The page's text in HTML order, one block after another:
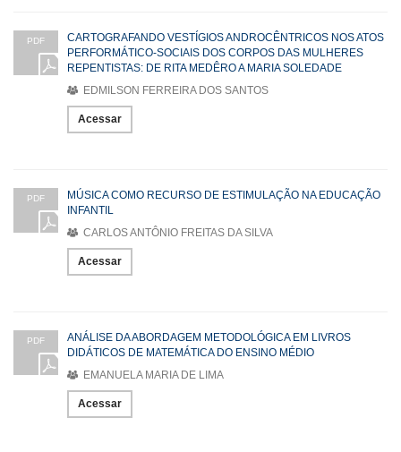
PDF
CARTOGRAFANDO VESTÍGIOS ANDROCÊNTRICOS NOS ATOS
PERFORMÁTICO-SOCIAIS DOS CORPOS DAS MULHERES
REPENTISTAS: DE RITA MEDÊRO A MARIA SOLEDADE
EDMILSON FERREIRA DOS SANTOS
Acessar
PDF
MÚSICA COMO RECURSO DE ESTIMULAÇÃO NA EDUCAÇÃO
INFANTIL
CARLOS ANTÔNIO FREITAS DA SILVA
Acessar
PDF
ANÁLISE DA ABORDAGEM METODOLÓGICA EM LIVROS
DIDÁTICOS DE MATEMÁTICA DO ENSINO MÉDIO
EMANUELA MARIA DE LIMA
Acessar